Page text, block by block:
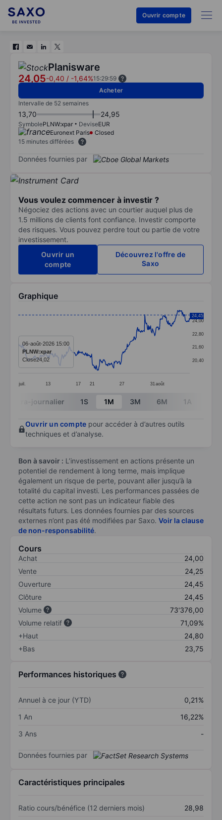
Ouvrir compte
Planisware
24,05-0,40 / -1,64%15:29:59
Acheter
Intervalle de 52 semaines
13,70 24,95
SymbolePLNW:xpar DeviseEUR
Euronext Paris
Closed
15 minutes différées
Données fournies par
Vous voulez commencer à investir ?
Négociez des actions avec un courtier auquel plus de
1.5 millions de clients font confiance. Investir comporte
des risques. Vous pouvez perdre tout ou partie de votre
investissement.
Ouvrir un
compte
Découvrez l'offre de
Saxo
Graphique
Line chart with 382 data points.
The chart has 1 X axis displaying categories.
The chart has 1 Y axis displaying values. Data
juil. 13 17 21 27 31 août
20,40
21,60
22,80
24,00
24,45
06-août-2026 15:00
PLNW:xpar
Close24,02
End of interactive chart.
Intra-journalier 1S 1M 3M 6M 1A
Ouvrir un compte pour accéder à d’autres outils
techniques et d’analyse.
Bon à savoir : L’investissement en actions présente un
potentiel de rendement à long terme, mais implique
également un risque de perte, pouvant aller jusqu’à la
totalité du capital investi. Les performances passées de
cette action ne sont pas un indicateur fiable des
résultats futurs. Les données fournies par des sources
externes n’ont pas été modifiées par Saxo. Voir la clause
de non-responsabilité.
Cours
Achat
24,00
Vente
24,25
Ouverture
24,45
Clôture
24,45
Volume
73'376,00
Volume relatif
71,09%
+Haut
24,80
+Bas
23,75
Performances historiques
Annuel à ce jour (YTD)
0,21%
1 An
16,22%
3 Ans
-
Données fournies par
Caractéristiques principales
Ratio cours/bénéfice (12 derniers mois)
28,98